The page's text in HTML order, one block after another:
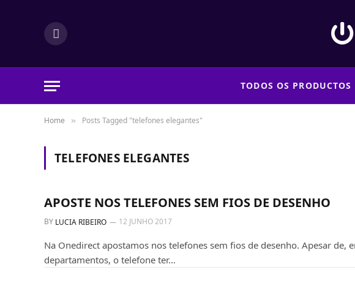
Facebook
TODOS OS PRODUCTOS
Home » Posts Tagged "telefones elegantes"
TELEFONES ELEGANTES
APOSTE NOS TELEFONES SEM FIOS DE DESENHO
BY LUCIA RIBEIRO 12 JUNHO 2017
Na Onedirect apostamos nos telefones sem fios de desenho. Apesar de,
departamentos, o telefone ter…